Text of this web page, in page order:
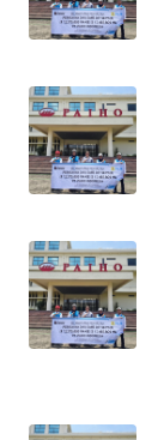
WN
JATIM
WN
BALI
WN
WN
KALTENG